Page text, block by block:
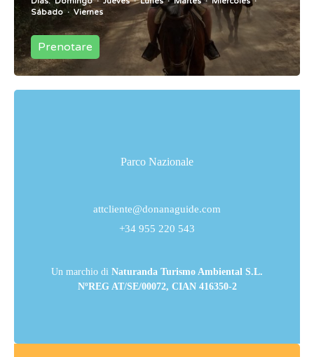
Sábado · Viernes
Prenotare
Parco Nazionale
attcliente@donanaguide.com
+34 955 220 543
Un marchio di Naturanda Turismo Ambiental S.L.
NºREG AT/SE/00072, CIAN 416350-2